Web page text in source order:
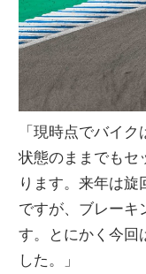
「現時点でバイ
状態のままでもセ
ります。来年は
ですが、ブレーキ
す。とにかく今回
した。」